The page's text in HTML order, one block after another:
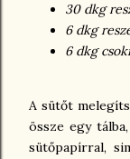
30 dkg
6 dkg
6 dkg
A sütőt
össze egy
sütőpapírral,